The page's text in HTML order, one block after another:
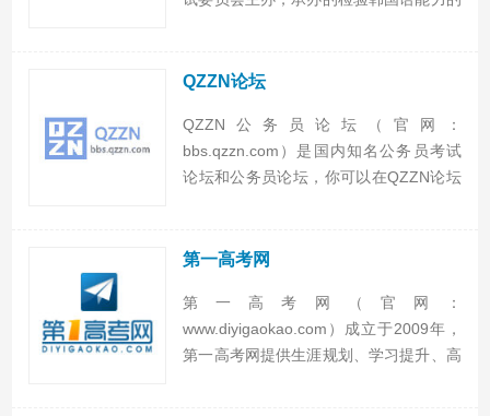
能，TOPIK以取得的综合分数为...
QZZN论坛
QZZN公务员论坛（官网：
bbs.qzzn.com）是国内知名公务员考试
论坛和公务员论坛，你可以在QZZN论坛
公务员朋友、交流公考学习考试与公务员
第一高考网
第一高考网（官网：
www.diyigaokao.com）成立于2009年，
第一高考网提供生涯规划、学习提升、高